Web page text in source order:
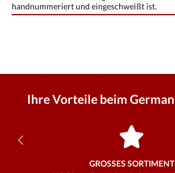
handnummeriert und eingeschweißt ist.
Ihre Vorteile beim
GROSSES SORTIMENT